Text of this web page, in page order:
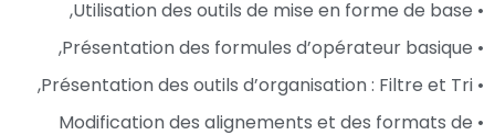
• Utilisation des outils de mise en forme de base,
• Présentation des formules d’opérateur basique,
• Présentation des outils d’organisation : Filtre et Tri,
• Modification des alignements et des formats de